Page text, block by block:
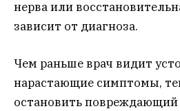
нерва или
зависит от диагноза.
Чем раньше врач видит
нарастающие симптомы,
остановить повреждающий